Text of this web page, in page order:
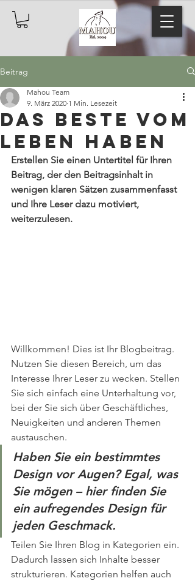
Beitrag
Das beste vom
Leben haben
Mahou Team
9. März 2020 1 Min. Lesezeit
Erstellen Sie einen Untertitel für Ihren
Beitrag, der den Beitragsinhalt in
wenigen klaren Sätzen zusammenfasst
und Ihre Leser dazu motiviert,
weiterzulesen.
Willkommen! Dies ist Ihr Blogbeitrag.
Nutzen Sie diesen Bereich, um das
Interesse Ihrer Leser zu wecken. Stellen
Sie sich einfach eine Unterhaltung vor,
bei der Sie sich über Geschäftliches,
Neuigkeiten und anderen Themen
austauschen.
Haben Sie ein bestimmtes
Design vor Augen? Egal, was
Sie mögen – hier finden Sie
ein aufregendes Design für
jeden Geschmack.
Teilen Sie Ihren Blog in Kategorien ein.
Dadurch lassen sich Inhalte besser
strukturieren. Kategorien helfen auch